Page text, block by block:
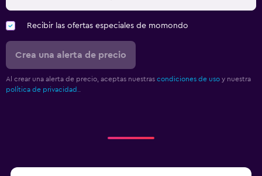
Recibir las ofertas especiales de momondo
Crea una alerta de precio
Al crear una alerta de precio, aceptas nuestras condiciones de uso y nuestra
política de privacidad..